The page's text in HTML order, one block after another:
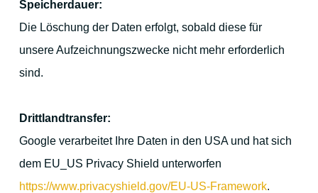
Speicherdauer:
Die Löschung der Daten erfolgt, sobald diese für
unsere Aufzeichnungszwecke nicht mehr erforderlich
sind.
Drittlandtransfer:
Google verarbeitet Ihre Daten in den USA und hat sich
dem EU_US Privacy Shield unterworfen
https://www.privacyshield.gov/EU-US-Framework.